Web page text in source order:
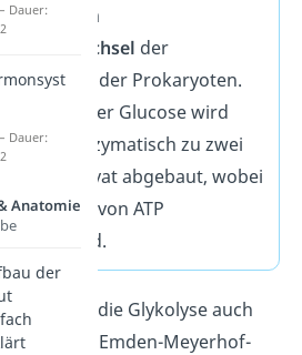
Rolle im
der
und der Prokaryoten.
Einfachzucker Glucose wird
enzymatisch zu zwei
Pyruvat abgebaut, wobei
in Form von ATP
wird.
Du kannst die Glykolyse auch
oder Emden-Meyerhof-
Dauer:
Dauer:
Anatomie
der